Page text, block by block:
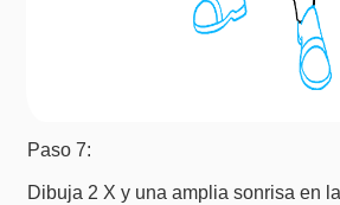
Paso 7:
Dibuja 2 X y una amplia sonrisa en